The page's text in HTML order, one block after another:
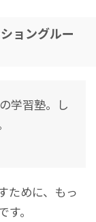
ョングルー
学習塾。し
ために、もっ
。